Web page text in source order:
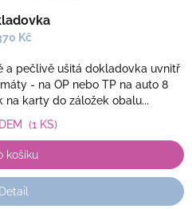
Kč
a pečlivě ušitá dokladovka uvnitř
- na OP nebo TP na auto 8
karty do záložek obalu...
(1 KS)
košíku
Detail